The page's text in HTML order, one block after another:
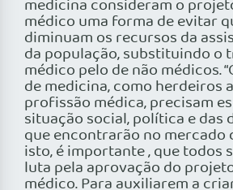
medicina consideram o
médico uma forma de evitar
diminuam os recursos da
da população, substituindo o
médico pelo de não médicos.
de medicina, como herdeiros
profissão médica, precisam
situação social, política e das
que encontrarão no mercado
isto, é importante , que todos
luta pela aprovação do
médico. Para auxiliarem a